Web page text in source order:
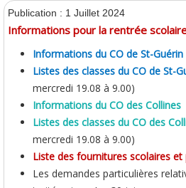
Publication : 1 Juillet 2024
Informations pour la rentrée
Informations du CO de St-Guérin
Listes des classes du CO de St-
mercredi 19.08 à 9.00)
Informations du CO des Collines
Listes des classes du CO des
mercredi 19.08 à 9.00)
Liste des fournitures scolaires et
Les demandes particulières